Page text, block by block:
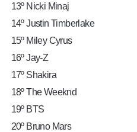
13º Nicki Minaj
14º Justin Timberlake
15º Miley Cyrus
16º Jay-Z
17º Shakira
18º The Weeknd
19º BTS
20º Bruno Mars